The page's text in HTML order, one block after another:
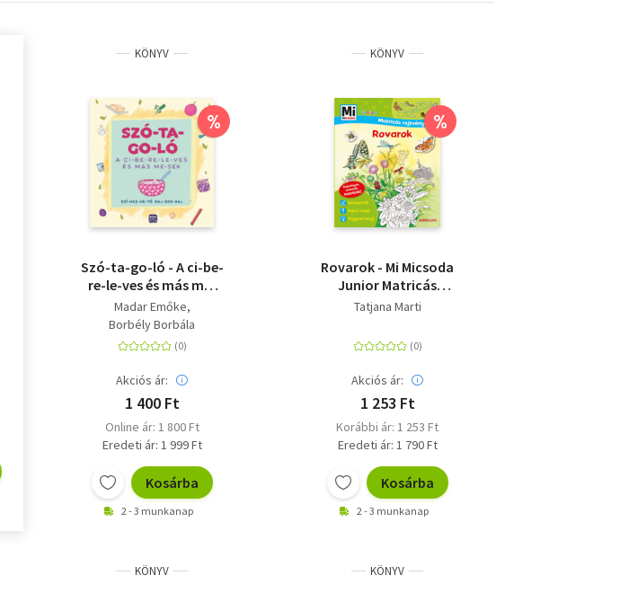
KÖNYV
%
Szó-ta-go-ló - A ci-be-
re-le-ves és más me-
sék - Szí-nez-he-tő raj-
zok-kal
Madar Emőke
Borbély Borbála
Akciós ár:
1 400 Ft
Online ár: 1 800 Ft
Eredeti ár: 1 999 Ft
Kosárba
2 - 3 munkanap
KÖNYV
%
Rovarok - Mi Micsoda
Junior Matricás
rejtvényfüzet -
matricák!
Tatjana Marti
Akciós ár:
1 253 Ft
Korábbi ár: 1 253 Ft
Eredeti ár: 1 790 Ft
Kosárba
2 - 3 munkanap
KÖNYV KÖNYV